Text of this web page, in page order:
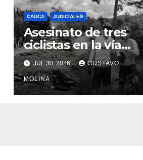
CAUCA JUDICIALES
Asesinato de tres
ciclistas en la vía
Totoró – Silvia,
genera
consternación en el
Cauca
JUL 30, 2026 GUSTAVO
MOLINA